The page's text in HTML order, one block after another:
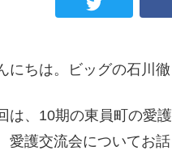
にちは。ビッグの石川徹
は、10期の東員町の愛
愛護交流会についてお